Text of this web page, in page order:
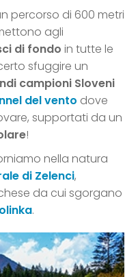
percorso di 600 metri
agli
di fondo in tutte le
sfuggire un
campioni Sloveni
del vento dove
supportati da un
!
nella natura
di Zelenci,
da cui sgorgano
.